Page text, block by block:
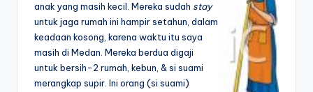
anak yang masih kecil. Mereka sudah stay
untuk jaga rumah ini hampir setahun, dalam
keadaan kosong, karena waktu itu saya
masih di Medan. Mereka berdua digaji
untuk bersih-2 rumah, kebun, & si suami
merangkap supir. Ini orang (si suami)